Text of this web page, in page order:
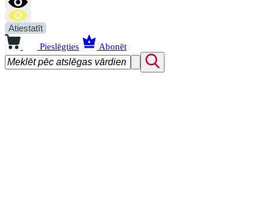
Atiestatīt
Pieslēgties Abonēt